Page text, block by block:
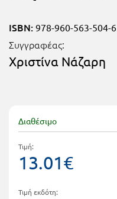
Θεματικά
Ημερολόγια
Βιβλία
Εκπαίδευση
STE(A)M
Εκπαίδευση
ενηλίκων –
Διά Βίου
Β΄
Τάξη
Λύκειο
Α΄
Τάξη
Β΄
ISBN: 978-960-563-504-6
Συγγραφέας:
Χριστίνα Νάζαρη
Διαθέσιμο
Τιμή:
13.01€
Τιμή εκδότη: